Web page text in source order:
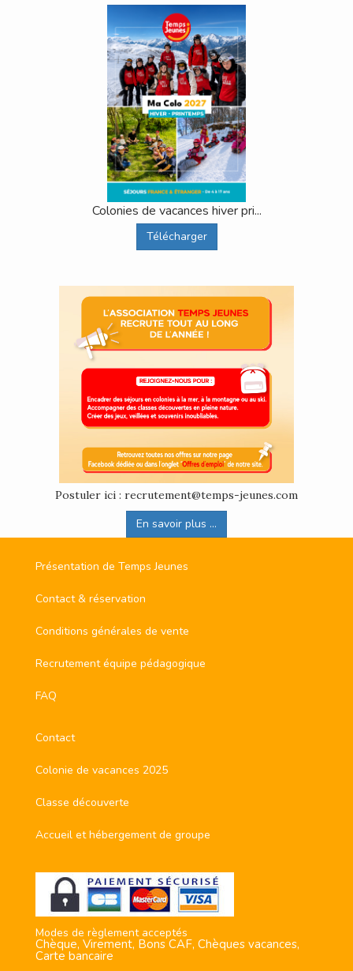
Colonies de vacances hiver pri...
Télécharger
Postuler ici : recrutement@temps-jeunes.com
En savoir plus ...
Présentation de Temps Jeunes
Contact & réservation
Conditions générales de vente
Recrutement équipe pédagogique
FAQ
Contact
Colonie de vacances 2025
Classe découverte
Accueil et hébergement de groupe
Modes de règlement acceptés
Chèque, Virement, Bons CAF, Chèques vacances,
Carte bancaire